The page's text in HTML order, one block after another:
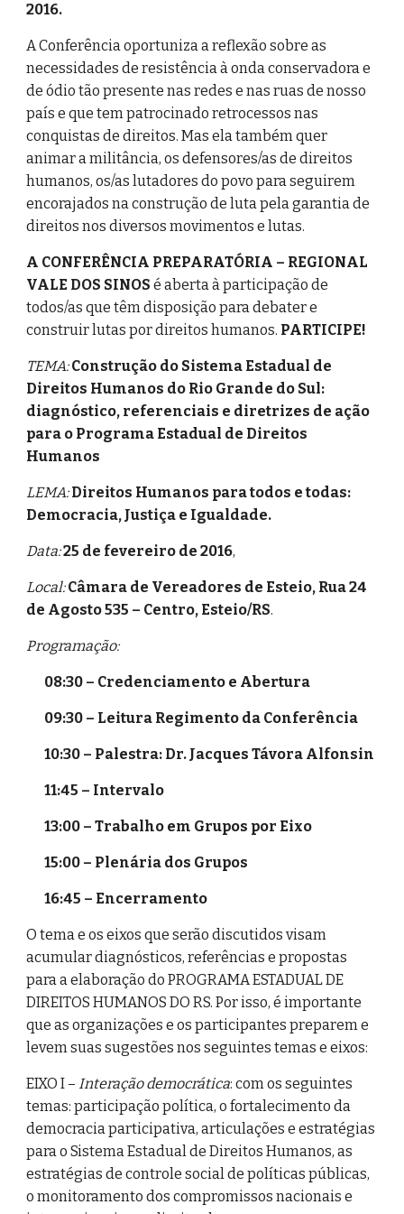
2016.
A Conferência oportuniza a reflexão sobre as
necessidades de resistência à onda conservadora e
de ódio tão presente nas redes e nas ruas de nosso
país e que tem patrocinado retrocessos nas
conquistas de direitos. Mas ela também quer
animar a militância, os defensores/as de direitos
humanos, os/as lutadores do povo para seguirem
encorajados na construção de luta pela garantia de
direitos nos diversos movimentos e lutas.
A CONFERÊNCIA PREPARATÓRIA – REGIONAL
VALE DOS SINOS é aberta à participação de
todos/as que têm disposição para debater e
construir lutas por direitos humanos. PARTICIPE!
TEMA:Construção do Sistema Estadual de
Direitos Humanos do Rio Grande do Sul:
diagnóstico, referenciais e diretrizes de ação
para o Programa Estadual de Direitos
Humanos
LEMA:Direitos Humanos para todos e todas:
Democracia, Justiça e Igualdade.
Data:25 de fevereiro de 2016,
Local:Câmara de Vereadores de Esteio, Rua 24
de Agosto 535 – Centro, Esteio/RS.
Programação:
08:30 – Credenciamento e Abertura
09:30 – Leitura Regimento da Conferência
10:30 – Palestra: Dr. Jacques Távora Alfonsin
11:45 – Intervalo
13:00 – Trabalho em Grupos por Eixo
15:00 – Plenária dos Grupos
16:45 – Encerramento
O tema e os eixos que serão discutidos visam
acumular diagnósticos, referências e propostas
para a elaboração do PROGRAMA ESTADUAL DE
DIREITOS HUMANOS DO RS. Por isso, é importante
que as organizações e os participantes preparem e
levem suas sugestões nos seguintes temas e eixos:
EIXO I – Interação democrática: com os seguintes
temas: participação política, o fortalecimento da
democracia participativa, articulações e estratégias
para o Sistema Estadual de Direitos Humanos, as
estratégias de controle social de políticas públicas,
o monitoramento dos compromissos nacionais e